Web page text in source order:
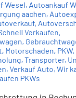
Wesel, Autoankauf
aachen,
,
Verkaufen,
,
, Motorschaden, PKW,
, Transporter,
, Verkauf Auto, Wir
PKWs